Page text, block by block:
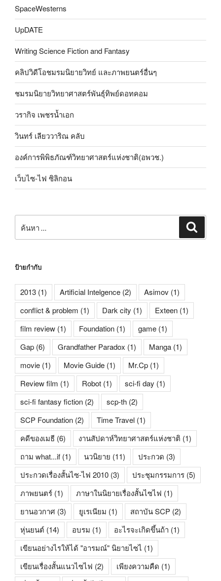
SpaceWesterns
UpDATE
Writing Science Fiction and Fantasy
คลิปวิดีโอชมรมนิยายวิทย์ และภาพยนตร์อื่นๆ
ชมรมนิยายวิทยาศาสตร์พันธุ์ทิพย์ดอทคอม
วรากิจ เพชรน้ำเอก
วินทร์ เลียววาริณ คลับ
องค์การพิพิธภัณฑ์วิทยาศาสตร์แห่งชาติ(อพวช.)
เว็บไซ-ไฟ ซิลิกอน
ป้ายกำกับ
2013 (1) Artificial Intelgence (2) Asimov (1)
conflict & problem (1) Dark city (1) Exteen (1)
film review (1) Foundation (1) game (1)
Gap (6) Grandfather Paradox (1) Manga (1)
movie (1) Movie Guide (1) Mr.Cp (1)
Review film (1) Robot (1) sci-fi day (1)
sci-fi fantasy fiction (2) scp-th (2)
SCP Foundation (2) Time Travel (1)
คดีของเมธี (6) งานสัปดาห์วิทยาศาสตร์แห่งชาติ (1)
ถาม what...if (1) นวนิยาย (11) ประกวด (3)
ประกวดเรื่องสั้นไซ-ไฟ 2010 (3) ประชุมกรรมการ (5)
ภาพยนตร์ (1) ภาษาในนิยายเรื่องสั้นไซไฟ (1)
ยานอวกาศ (3) ยูเรเนียม (1) สถาบัน SCP (2)
หุ่นยนต์ (14) อบรม (1) อะไรจะเกิดขึ้นถ้า (1)
เขียนอย่างไรให้ได้ "อารมณ์" นิยายไซไ (1)
เขียนเรื่องสั้นแนวไซไฟ (2) เพียงความคืด (1)